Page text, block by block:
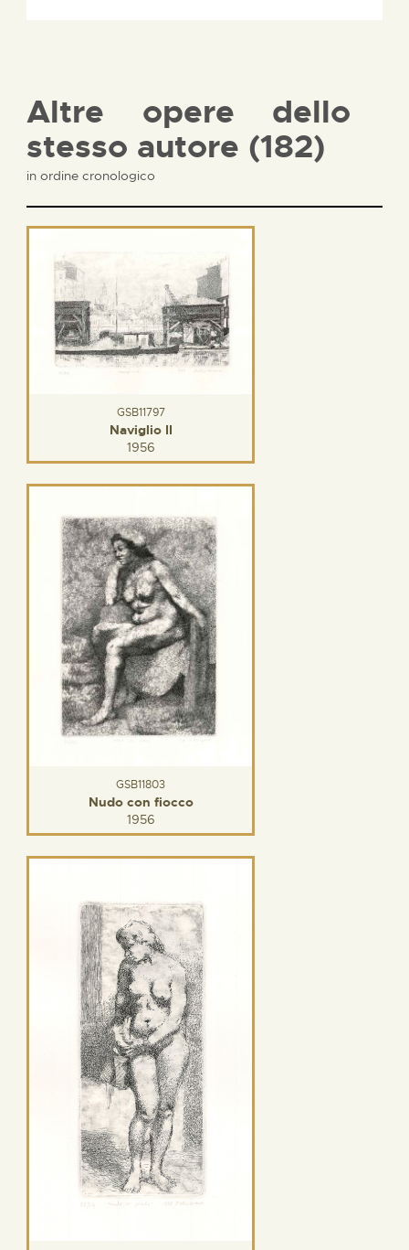
Altre opere dello
stesso autore (182)
in ordine cronologico
GSB11797
Naviglio II
1956
GSB11803
Nudo con fiocco
1956